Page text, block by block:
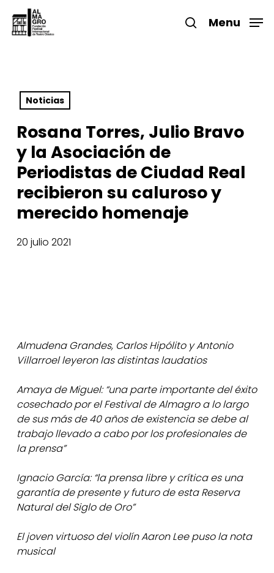
main
search
Menu
Noticias
Rosana Torres, Julio Bravo
y la Asociación de
Periodistas de Ciudad Real
recibieron su caluroso y
merecido homenaje
20 julio 2021
Almudena Grandes, Carlos Hipólito y Antonio
Villarroel leyeron las distintas laudatios
Amaya de Miguel: “una parte importante del éxito
cosechado por el Festival de Almagro a lo largo
de sus más de 40 años de existencia se debe al
trabajo llevado a cabo por los profesionales de
la prensa”
Ignacio García: “la prensa libre y crítica es una
garantía de presente y futuro de esta Reserva
Natural del Siglo de Oro”
El joven virtuoso del violín Aaron Lee puso la nota
musical